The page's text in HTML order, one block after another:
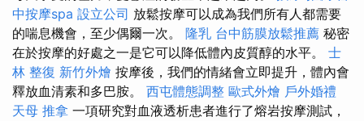
中按摩spa 設立公司 放鬆按摩可以成為我們所有人都需要
的喘息機會，至少偶爾一次。 隆乳 台中筋膜放鬆推薦 秘密
在於按摩的好處之一是它可以降低體內皮質醇的水平。 士
林 整復 新竹外燴 按摩後，我們的情緒會立即提升，體內會
釋放血清素和多巴胺。 西屯體態調整 歐式外燴 戶外婚禮
天母 推拿 一項研究對血液透析患者進行了熔岩按摩測試，